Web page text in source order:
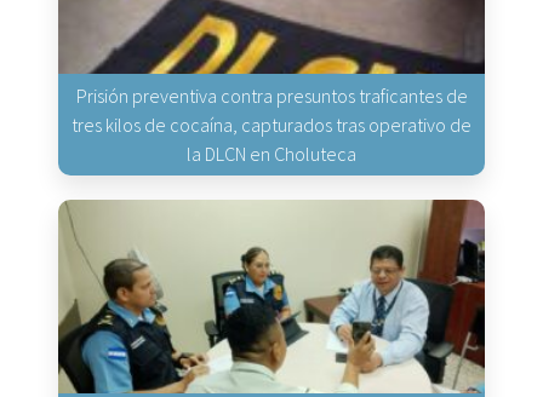
Prisión preventiva contra presuntos traficantes de
tres kilos de cocaína, capturados tras operativo de
la DLCN en Choluteca